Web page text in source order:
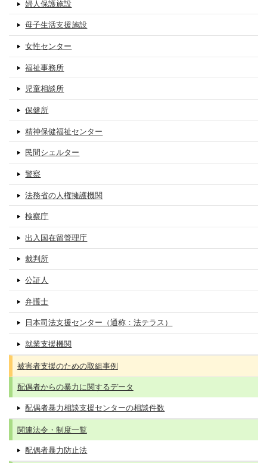
婦人保護施設
母子生活支援施設
女性センター
福祉事務所
児童相談所
保健所
精神保健福祉センター
民間シェルター
警察
法務省の人権擁護機関
検察庁
出入国在留管理庁
裁判所
公証人
弁護士
日本司法支援センター（通称：法テラス）
就業支援機関
被害者支援のための取組事例
配偶者からの暴力に関するデータ
配偶者暴力相談支援センターの相談件数
関連法令・制度一覧
配偶者暴力防止法